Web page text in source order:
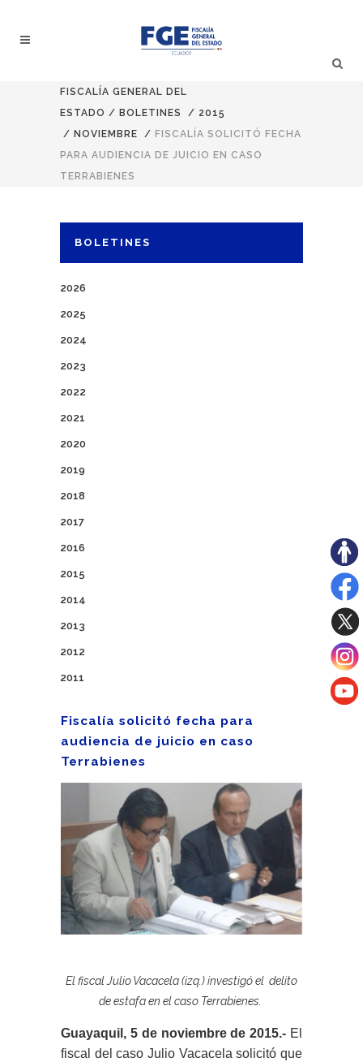
FISCALÍA GENERAL DEL
ESTADO / BOLETINES / 2015
/ NOVIEMBRE / FISCALÍA SOLICITÓ FECHA
PARA AUDIENCIA DE JUICIO EN CASO
TERRABIENES
BOLETINES
2026
2025
2024
2023
2022
2021
2020
2019
2018
2017
2016
2015
2014
2013
2012
2011
Fiscalía solicitó fecha para
audiencia de juicio en caso
Terrabienes
El fiscal Julio Vacacela (izq.) investigó el delito
de estafa en el caso Terrabienes.
Guayaquil, 5 de noviembre de 2015.- El
fiscal del caso Julio Vacacela solicitó que